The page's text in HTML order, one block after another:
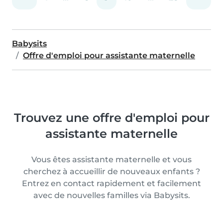
Babysits
Offre d'emploi pour assistante maternelle
Trouvez une offre d'emploi pour
assistante maternelle
Vous êtes assistante maternelle et vous
cherchez à accueillir de nouveaux enfants ?
Entrez en contact rapidement et facilement
avec de nouvelles familles via Babysits.